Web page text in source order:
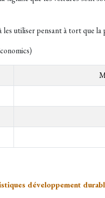
les utiliser pensant à tort que
développement